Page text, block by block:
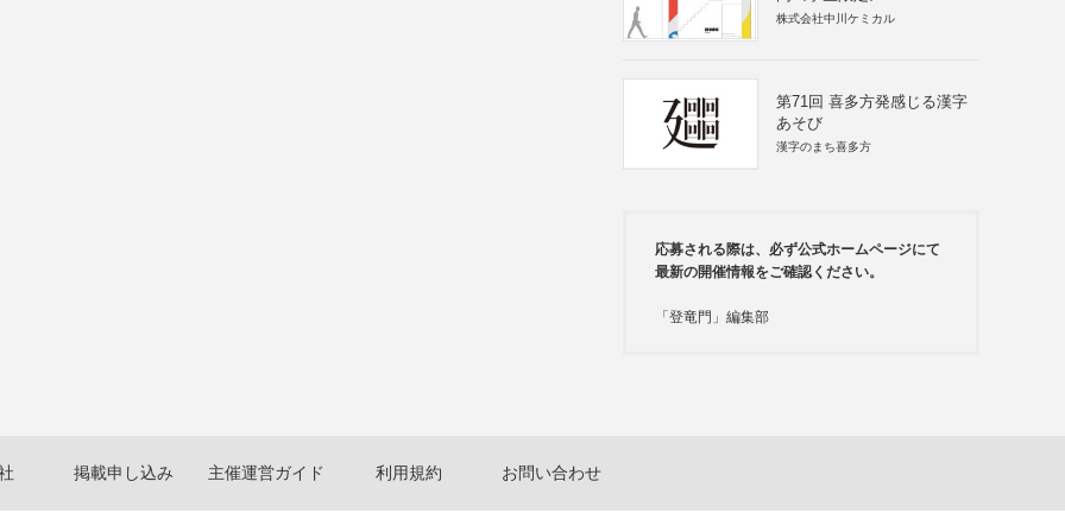
株式会社中川ケミカル
第71回 喜多方発感じる漢字
あそび
漢字のまち喜多方
応募される際は、必ず公式ホームページにて
最新の開催情報をご確認ください。
「登竜門」編集部
掲載申し込み 主催運営ガイド 利用規約 お問い合わせ